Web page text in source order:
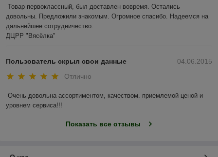
Товар первоклассный, был доставлен вовремя. Остались
довольны. Предложили знакомым. Огромное спасибо. Надеемся на
дальнейшее сотрудничество.
ДЦРР "Вясёлка"
04.06.2015
Пользователь скрыл свои данные
Отлично
Очень довольна ассортиментом, качеством. приемлемой ценой и
уровнем сервиса!!!
Показать все отзывы